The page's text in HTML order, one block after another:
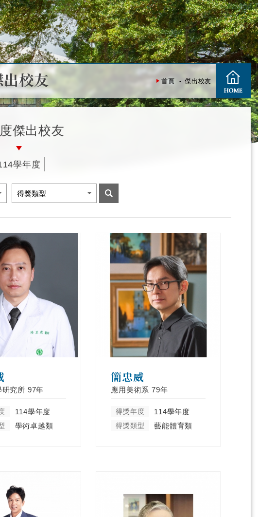
首頁 傑出校友
校友
傑出校友
學年度
研究所 97年
114學年度
學術卓越類
簡忠威
應用美術系 79年
得獎年度 114學年度
得獎類型 藝能體育類